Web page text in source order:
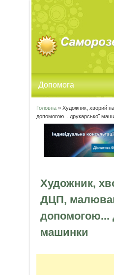
Ви є тут
Головна» Художник, хворий
допомогою... друкарської
Художник,
ДЦП,
допомогою...
машинки